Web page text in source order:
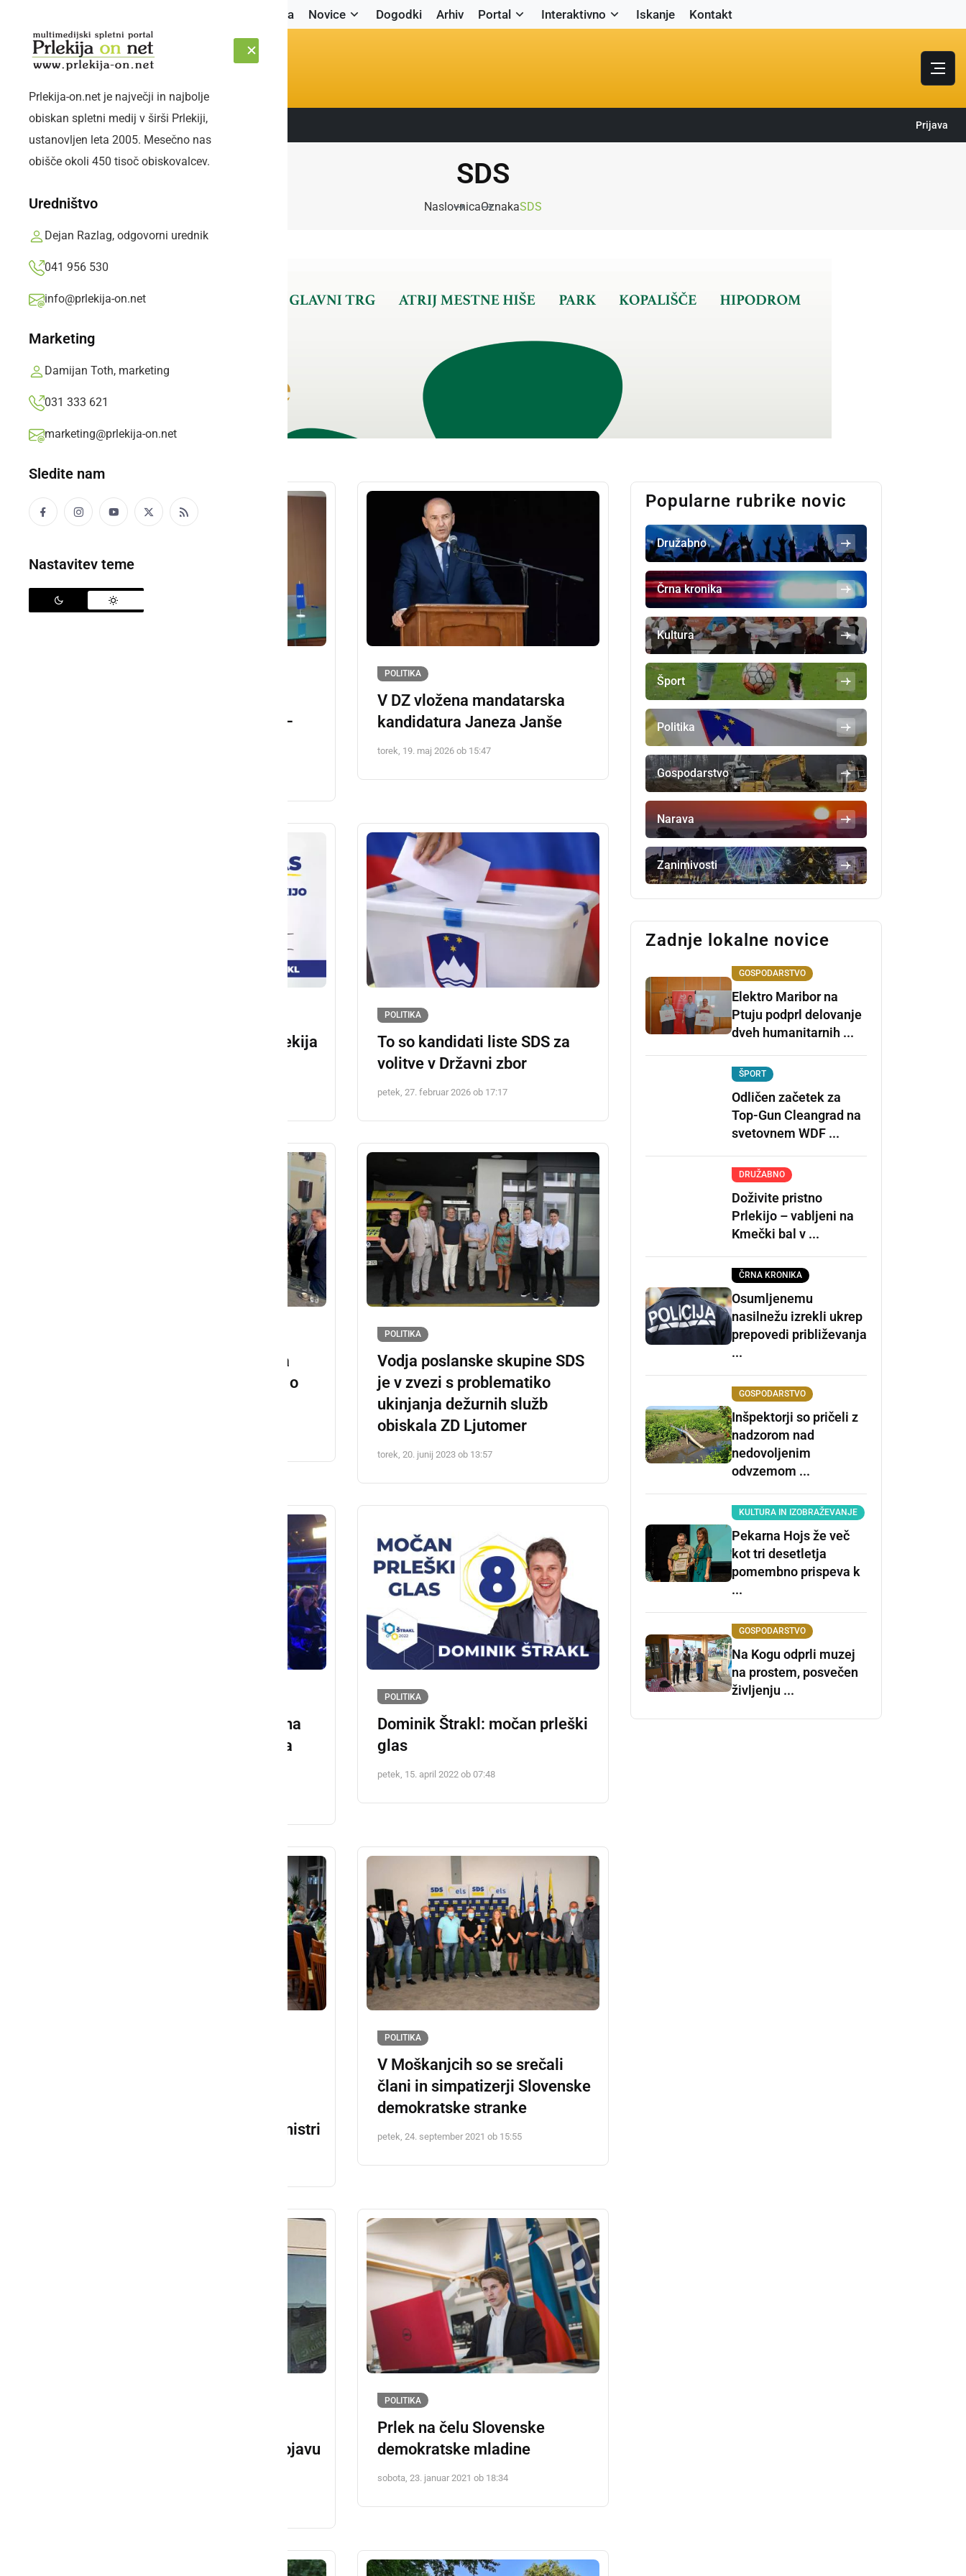
Naslovnica Novice Dogodki Arhiv Portal Interaktivno Iskanje Kontakt
SOBOTA, 8. AVGUST 2026 Sledite nam: Prijava
Prlekija-on.net je največji in najbolje
obiskan spletni medij v širši Prlekiji,
ustanovljen leta 2005. Mesečno nas
obišče okoli 450 tisoč obiskovalcev.
Uredništvo
Dejan Razlag, odgovorni urednik
041 956 530
info@prlekija-on.net
Marketing
Damijan Toth, marketing
031 333 621
marketing@prlekija-on.net
Sledite nam
Nastavitev teme
SDS
NaslovnicaOznakaSDS
pogodba za mandat 2026–
POLITIKA
V DZ vložena mandatarska
kandidatura Janeza Janše
torek, 19. maj 2026 ob 15:47
Vračam se domov, ker Prlekija
POLITIKA
To so kandidati liste SDS za
volitve v Državni zbor
petek, 27. februar 2026 ob 17:17
Poslanska skupina SDS na
obisku v Prlekiji: pogovori o
POLITIKA
Vodja poslanske skupine SDS
je v zvezi s problematiko
ukinjanja dežurnih služb
obiskala ZD Ljutomer
torek, 20. junij 2023 ob 13:57
Vzporedne volitve kažejo na
prepričljivo zmago Gibanja
POLITIKA
Dominik Štrakl: močan prleški
glas
petek, 15. april 2022 ob 07:48
predsednikom vlade in ministri
POLITIKA
V Moškanjcih so se srečali
člani in simpatizerji Slovenske
demokratske stranke
petek, 24. september 2021 ob 15:55
obsojajo provokacije ob pojavu
POLITIKA
Prlek na čelu Slovenske
demokratske mladine
sobota, 23. januar 2021 ob 18:34
Popularne rubrike novic
Družabno
Črna kronika
Kultura
Šport
Politika
Gospodarstvo
Narava
Zanimivosti
Zadnje lokalne novice
GOSPODARSTVO
Elektro Maribor na
Ptuju podprl delovanje
dveh humanitarnih ...
ŠPORT
Odličen začetek za
Top-Gun Cleangrad na
svetovnem WDF ...
DRUŽABNO
Doživite pristno
Prlekijo – vabljeni na
Kmečki bal v ...
ČRNA KRONIKA
Osumljenemu
nasilnežu izrekli ukrep
prepovedi približevanja
...
GOSPODARSTVO
Inšpektorji so pričeli z
nadzorom nad
nedovoljenim
odvzemom ...
KULTURA IN IZOBRAŽEVANJE
Pekarna Hojs že več
kot tri desetletja
pomembno prispeva k
...
GOSPODARSTVO
Na Kogu odprli muzej
na prostem, posvečen
življenju ...